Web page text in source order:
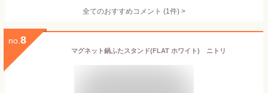
全てのおすすめコメント (1件) >
no. 8
マグネット鍋ふたスタンド(FLAT ホワイト) ニトリ